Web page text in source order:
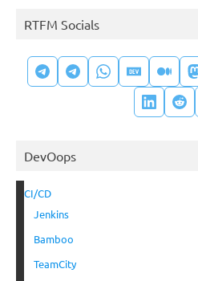
RTFM Socials
DevOops
CI/CD
Jenkins
Bamboo
TeamCity